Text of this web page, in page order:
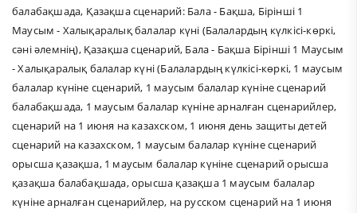
балабақшада, Қазақша сценарий: Бала - Бақша, Бірінші 1
Маусым - Халықаралық балалар күні (Балалардың күлкісі-көркі,
сәні әлемнің), Қазақша сценарий, Бала - Бақша Бірінші 1 Маусым
- Халықаралық балалар күні (Балалардың күлкісі-көркі, 1 маусым
балалар күніне сценарий, 1 маусым балалар күніне сценарий
балабақшада, 1 маусым балалар күніне арналған сценарийлер,
сценарий на 1 июня на казахском, 1 июня день защиты детей
сценарий на казахском, 1 маусым балалар күніне сценарий
орысша қазақша, 1 маусым балалар күніне сценарий орысша
қазақша балабақшада,орысша қазақша 1 маусым балалар
күніне арналған сценарийлер, на русском сценарий на 1 июня